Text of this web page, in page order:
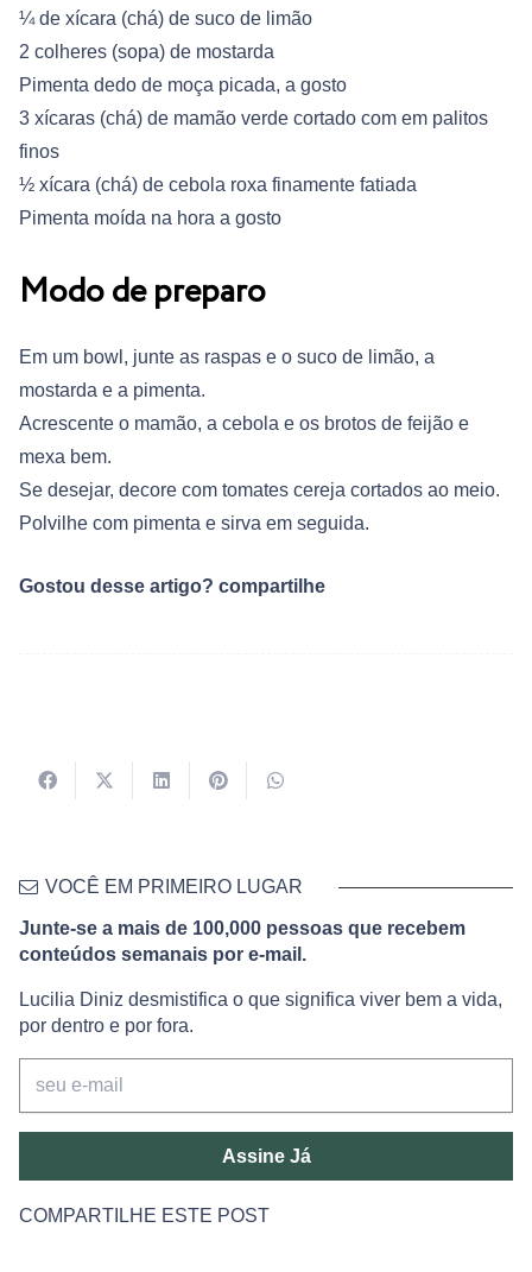
¼ de xícara (chá) de suco de limão
2 colheres (sopa) de mostarda
Pimenta dedo de moça picada, a gosto
3 xícaras (chá) de mamão verde cortado com em palitos
finos
½ xícara (chá) de cebola roxa finamente fatiada
Pimenta moída na hora a gosto
Modo de preparo
Em um bowl, junte as raspas e o suco de limão, a
mostarda e a pimenta.
Acrescente o mamão, a cebola e os brotos de feijão e
mexa bem.
Se desejar, decore com tomates cereja cortados ao meio.
Polvilhe com pimenta e sirva em seguida.
Gostou desse artigo? compartilhe
VOCÊ EM PRIMEIRO LUGAR
Junte-se a mais de 100,000 pessoas que recebem
conteúdos semanais por e-mail.
Lucilia Diniz desmistifica o que significa viver bem a vida,
por dentro e por fora.
Assine Já
COMPARTILHE ESTE POST